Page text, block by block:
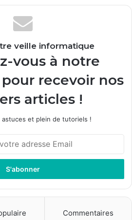
veille informatique
vous à notre
recevoir nos
articles !
astuces et plein de tutoriels !
Commentaires